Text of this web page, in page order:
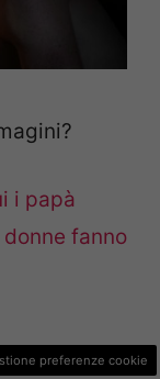
i papà
fanno
preferenze cookie